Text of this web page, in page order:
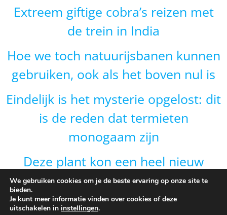
Extreem giftige cobra’s reizen met
de trein in India
Hoe we toch natuurijsbanen kunnen
gebruiken, ook als het boven nul is
Eindelijk is het mysterie opgelost: dit
is de reden dat termieten
monogaam zijn
Deze plant kon een heel nieuw
gebied veroveren door van vorm te
veranderen en dat is onverwacht
We gebruiken cookies om je de beste ervaring op onze site te
bieden.
Je kunt meer informatie vinden over cookies of deze
uitschakelen in instellingen.